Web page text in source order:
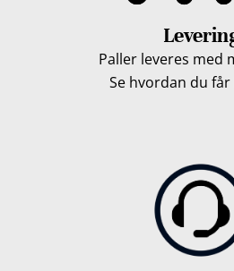
Paller leveres med
Se hvordan du får